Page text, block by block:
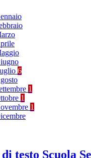
6
1
1
1
testo Scuola